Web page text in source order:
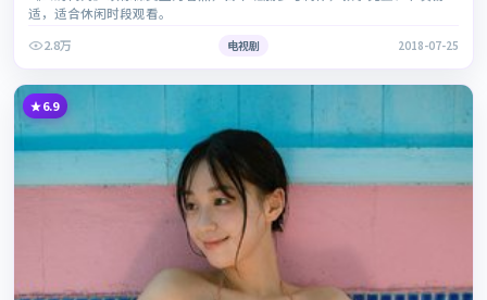
适，适合休闲时段观看。
2.8万
电视剧 2018-07-25
6.9